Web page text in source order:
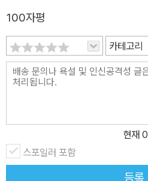
100자평
카테고리
현재 0
스포일러 포함
등록